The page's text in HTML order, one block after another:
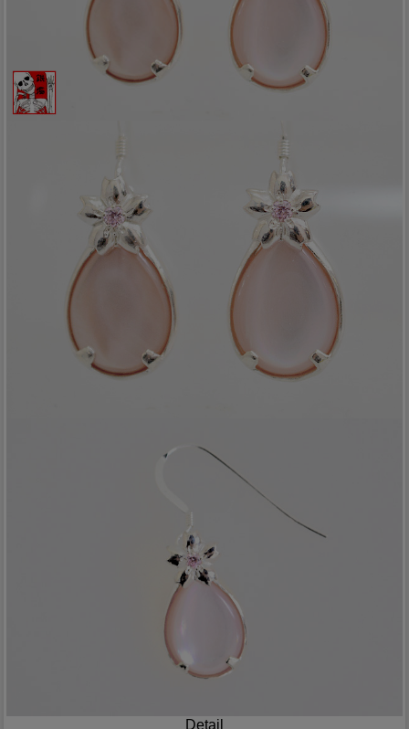
Detail